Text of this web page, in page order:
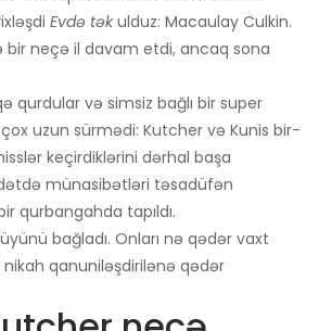
Evdə təkulduz: Macaulay Culkin.
bir neçə il davam etdi, ancaq sona
qurdular və simsiz bağlı bir super
çox uzun sürmədi: Kutcher və Kunis bir-
keçirdiklərini dərhal başa
münasibətləri təsadüfən
qurbangahda tapıldı.
bağladı. Onları nə qədər vaxt
nikah qanuniləşdirilənə qədər